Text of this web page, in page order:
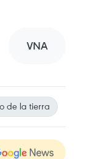
VNA
de la tierra